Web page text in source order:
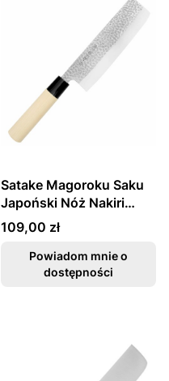
Satake Magoroku Saku
Japoński Nóż Nakiri
17cm
Cena
109,00 zł
Powiadom mnie o
dostępności